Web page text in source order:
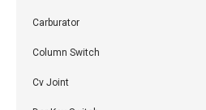
Carburator
Column Switch
Cv Joint